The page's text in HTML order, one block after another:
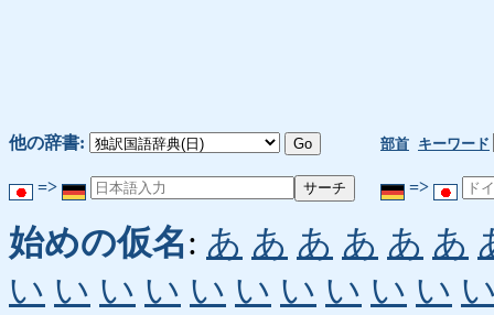
他の辞書: 部首 キーワード
=> =>
始めの仮名: あ あ あ あ あ あ
い い い い い い い い い い